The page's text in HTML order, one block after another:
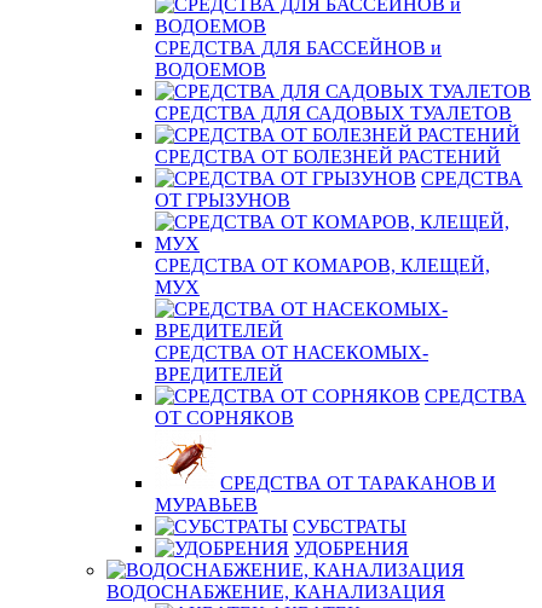
СРЕДСТВА ДЛЯ БАССЕЙНОВ и
ВОДОЕМОВ
СРЕДСТВА ДЛЯ САДОВЫХ ТУАЛЕТОВ
СРЕДСТВА ОТ БОЛЕЗНЕЙ РАСТЕНИЙ
СРЕДСТВА
ОТ ГРЫЗУНОВ
СРЕДСТВА ОТ КОМАРОВ, КЛЕЩЕЙ,
МУХ
СРЕДСТВА ОТ НАСЕКОМЫХ-
ВРЕДИТЕЛЕЙ
СРЕДСТВА
ОТ СОРНЯКОВ
СРЕДСТВА ОТ ТАРАКАНОВ И
МУРАВЬЕВ
СУБСТРАТЫ
УДОБРЕНИЯ
ВОДОСНАБЖЕНИЕ, КАНАЛИЗАЦИЯ